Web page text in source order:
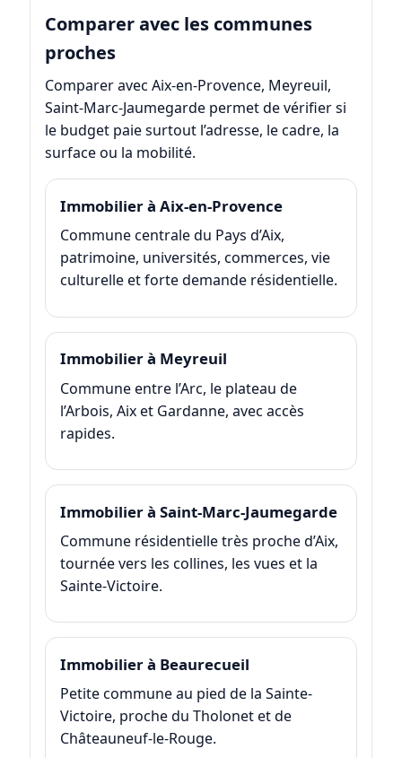
Comparer avec les communes
proches
Comparer avec Aix-en-Provence, Meyreuil,
Saint-Marc-Jaumegarde permet de vérifier si
le budget paie surtout l’adresse, le cadre, la
surface ou la mobilité.
Immobilier à Aix-en-Provence
Commune centrale du Pays d’Aix,
patrimoine, universités, commerces, vie
culturelle et forte demande résidentielle.
Immobilier à Meyreuil
Commune entre l’Arc, le plateau de
l’Arbois, Aix et Gardanne, avec accès
rapides.
Immobilier à Saint-Marc-Jaumegarde
Commune résidentielle très proche d’Aix,
tournée vers les collines, les vues et la
Sainte-Victoire.
Immobilier à Beaurecueil
Petite commune au pied de la Sainte-
Victoire, proche du Tholonet et de
Châteauneuf-le-Rouge.